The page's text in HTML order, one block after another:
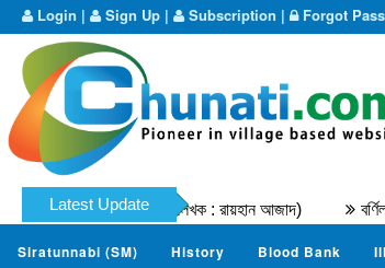
Login | Sign Up | Subscription | Forgot
Latest Update
নাযের । (মূল লেখক : রায়হান আজাদ) বর্ণিল আয়োজনে
Siratunnabi (SM) History Blood Bank